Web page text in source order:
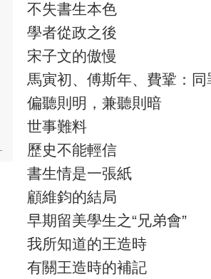
不失書生本色
學者從政之後
宋子文的傲慢
馬寅初、傅斯年、費鞏：同
偏聽則明，兼聽則暗
世事難料
歷史不能輕信
書生情是一張紙
顧維鈞的結局
早期留美學生之“兄弟會”
我所知道的王造時
有關王造時的補記